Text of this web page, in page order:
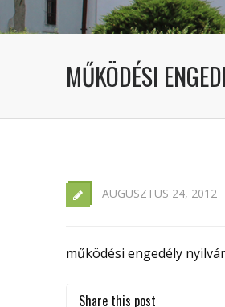
MŰKÖDÉSI
AUGUSZTUS 24, 2012
működési engedély
Share this post